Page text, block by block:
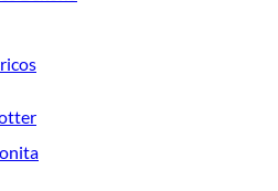
de Mesas Fijas en Sodimac.
proyectos de renovación y decoración.